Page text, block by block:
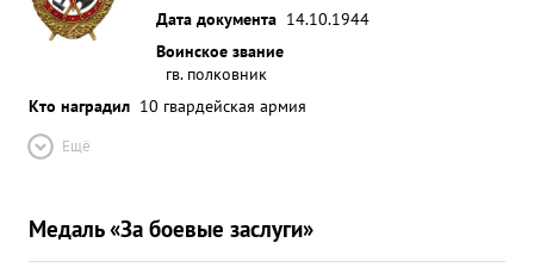
Дата документа 14.10.1944
Воинское звание
гв. полковник
Кто наградил 10 гвардейская армия
Ещё
Медаль «За боевые заслуги»